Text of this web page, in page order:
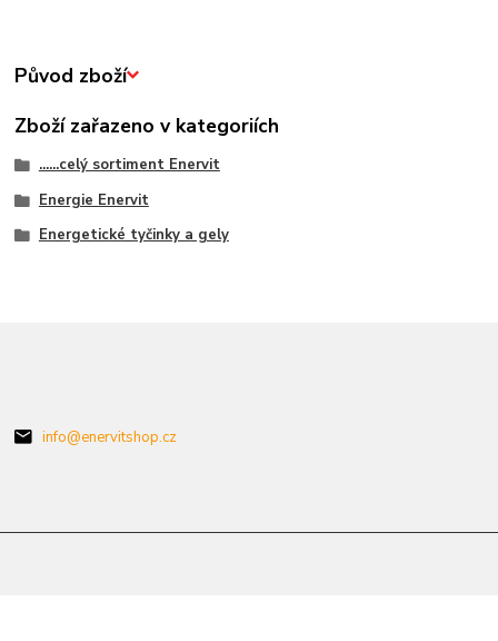
Původ zboží
Zboží zařazeno v kategoriích
......celý sortiment Enervit
Energie Enervit
Energetické tyčinky a gely
info@enervitshop.cz